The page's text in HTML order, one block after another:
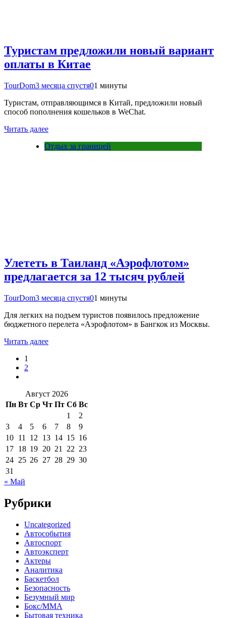
Туристам предложили новый вариант
оплаты в Китае
TourDom3 месяца спустя01 минуты
Туристам, отправляющимся в Китай, предложили новый
способ пополнения кошельков в WeChat.
Читать далее
Отдых за границей
Улететь в Таиланд «Аэрофлотом»
предлагается за 12 тысяч рублей
TourDom3 месяца спустя01 минуты
Для легких на подъем туристов появилось предложение
бюджетного перелета «Аэрофлотом» в Бангкок из Москвы.
Читать далее
1
2
Август 2026
Пн Вт Ср Чт Пт Сб Вс
1
2
3
4 5 6 7 8
9
10 11 12 13 14 15 16
17 18 19 20 21 22 23
24 25 26 27 28 29 30
31
« Май
Рубрики
Uncategorized
Автособытия
Автоспорт
Автоэксперт
Актеры
Аналитика
Баскетбол
Безопасность
Безумный мир
Бокс/MMA
Бытовая техника